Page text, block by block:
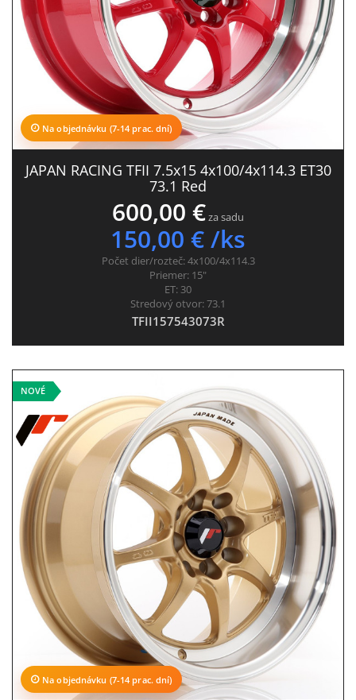
Na objednávku (7-14 prac. dní)
JAPAN RACING TFII 7.5x15 4x100/4x114.3 ET30
73.1 Red
600,00 €za sadu
150,00 € /ks
Počet dier/rozteč:4x100/4x114.3
Priemer: 15"
ET: 30
Stredový otvor:73.1
TFII157543073R
NOVÉ
Na objednávku (7-14 prac. dní)